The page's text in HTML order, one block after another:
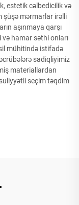
estetik cəlbedicilik və
şüşə mərmarlar irəlli
aşınmaya qarşı
və hamar səthi onları
mühitində istifadə
sadiqliyimiz
materiallardan
seçim təqdim